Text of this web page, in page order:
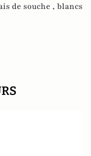
de souche , blancs